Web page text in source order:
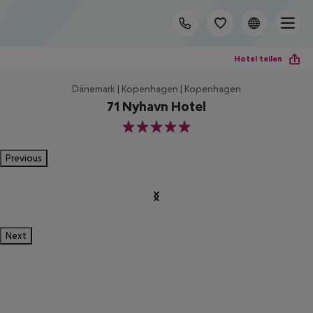
Hotel teilen
Dänemark | Kopenhagen | Kopenhagen
71 Nyhavn Hotel
5
Previous
Next